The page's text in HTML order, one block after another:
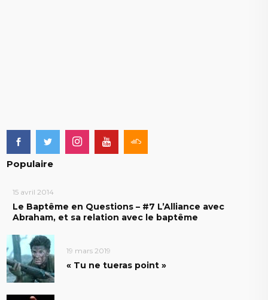
Populaire
15 avril 2014
Le Baptême en Questions – #7 L’Alliance avec
Abraham, et sa relation avec le baptême
19 mars 2019
« Tu ne tueras point »